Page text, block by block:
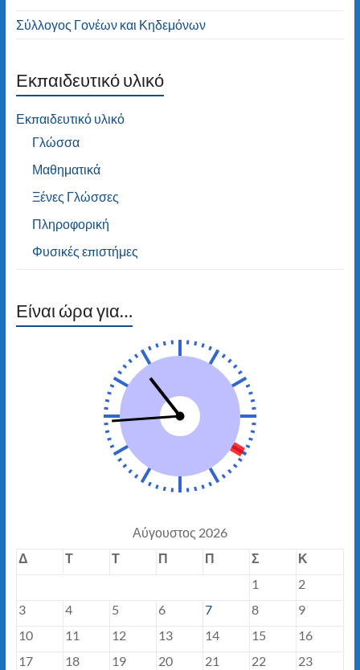
Σύλλογος Γονέων και Κηδεμόνων
Εκπαιδευτικό υλικό
Εκπαιδευτικό υλικό
Γλώσσα
Μαθηματικά
Ξένες Γλώσσες
Πληροφορική
Φυσικές επιστήμες
Είναι ώρα για…
Αύγουστος 2026
Δ
Τ Τ Π Π Σ
Κ
1
2
3
4 5 6 7 8
9
10
11 12 13 14 15
16
17
18 19 20 21 22
23